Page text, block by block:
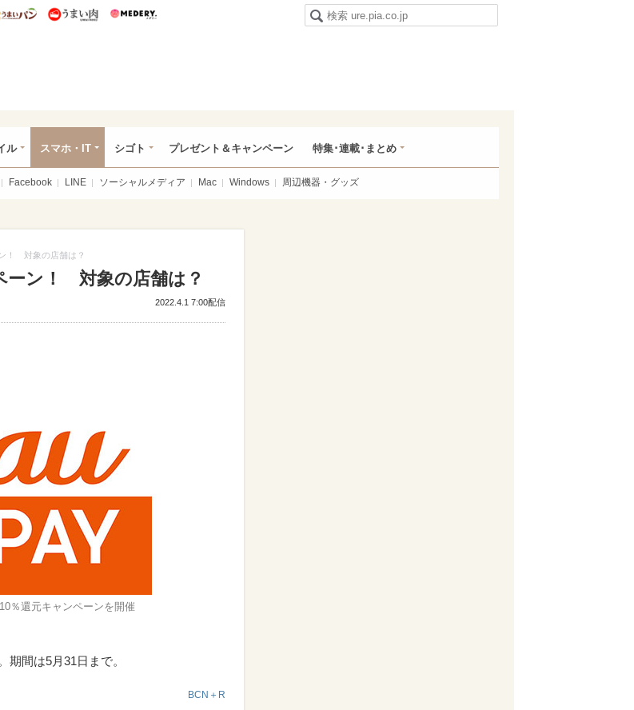
特集
いめし うまいパン うまい肉
ル スマホ・IT シゴト プレゼント＆キャンペーン 特集･連載･まとめ
Facebook LINE ソーシャルメディア Mac Windows 周辺機器・グッズ
！ 対象の店舗は？
ーン！ 対象の店舗は？
2022.4.1 7:00配信
％還元キャンペーンを開催
間は5月31日まで。
BCN＋R